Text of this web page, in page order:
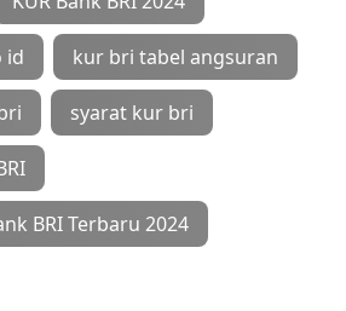
id kur bri tabel angsuran
syarat kur bri
BRI Terbaru 2024